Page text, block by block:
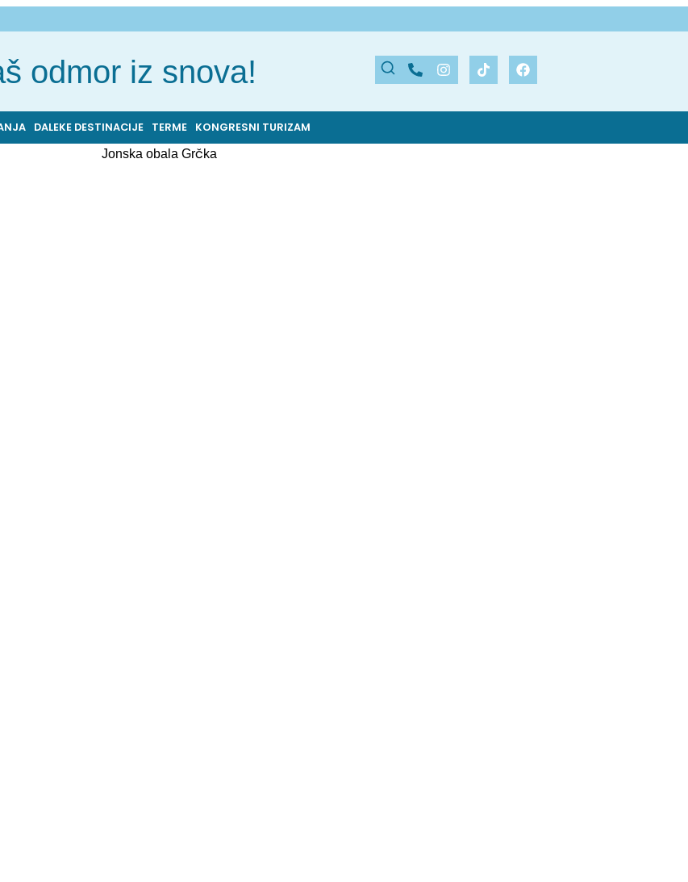
odmor iz snova!
DALEKE DESTINACIJE TERME KONGRESNI TURIZAM